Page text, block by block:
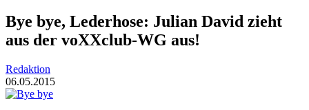
Bye bye, Lederhose: Julian David zieht
aus der voXXclub-WG aus!
Redaktion
06.05.2015